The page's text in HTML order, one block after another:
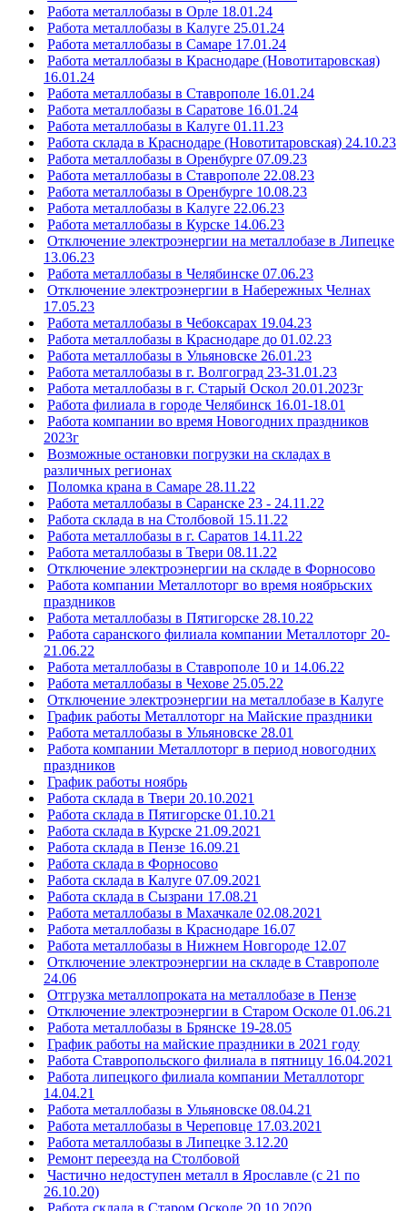
Работа металлобазы в Орле 18.01.24
Работа металлобазы в Калуге 25.01.24
Работа металлобазы в Самаре 17.01.24
Работа металлобазы в Краснодаре (Новотитаровская)
16.01.24
Работа металлобазы в Ставрополе 16.01.24
Работа металлобазы в Саратове 16.01.24
Работа металлобазы в Калуге 01.11.23
Работа склада в Краснодаре (Новотитаровская) 24.10.23
Работа металлобазы в Оренбурге 07.09.23
Работа металлобазы в Ставрополе 22.08.23
Работа металлобазы в Оренбурге 10.08.23
Работа металлобазы в Калуге 22.06.23
Работа металлобазы в Курске 14.06.23
Отключение электроэнергии на металлобазе в Липецке
13.06.23
Работа металлобазы в Челябинске 07.06.23
Отключение электроэнергии в Набережных Челнах
17.05.23
Работа металлобазы в Чебоксарах 19.04.23
Работа металлобазы в Краснодаре до 01.02.23
Работа металлобазы в Ульяновске 26.01.23
Работа металлобазы в г. Волгоград 23-31.01.23
Работа металлобазы в г. Старый Оскол 20.01.2023г
Работа филиала в городе Челябинск 16.01-18.01
Работа компании во время Новогодних праздников
2023г
Возможные остановки погрузки на складах в
различных регионах
Поломка крана в Самаре 28.11.22
Работа металлобазы в Саранске 23 - 24.11.22
Работа склада в на Столбовой 15.11.22
Работа металлобазы в г. Саратов 14.11.22
Работа металлобазы в Твери 08.11.22
Отключение электроэнергии на складе в Форносово
Работа компании Металлоторг во время ноябрьских
праздников
Работа металлобазы в Пятигорске 28.10.22
Работа саранского филиала компании Металлоторг 20-
21.06.22
Работа металлобазы в Ставрополе 10 и 14.06.22
Работа металлобазы в Чехове 25.05.22
Отключение электроэнергии на металлобазе в Калуге
График работы Металлоторг на Майские праздники
Работа металлобазы в Ульяновске 28.01
Работа компании Металлоторг в период новогодних
праздников
График работы ноябрь
Работа склада в Твери 20.10.2021
Работа склада в Пятигорске 01.10.21
Работа склада в Курске 21.09.2021
Работа склада в Пензе 16.09.21
Работа склада в Форносово
Работа склада в Калуге 07.09.2021
Работа склада в Сызрани 17.08.21
Работа металлобазы в Махачкале 02.08.2021
Работа металлобазы в Краснодаре 16.07
Работа металлобазы в Нижнем Новгороде 12.07
Отключение электроэнергии на складе в Ставрополе
24.06
Отгрузка металлопроката на металлобазе в Пензе
Отключение электроэнергии в Старом Осколе 01.06.21
Работа металлобазы в Брянске 19-28.05
График работы на майские праздники в 2021 году
Работа Ставропольского филиала в пятницу 16.04.2021
Работа липецкого филиала компании Металлоторг
14.04.21
Работа металлобазы в Ульяновске 08.04.21
Работа металлобазы в Череповце 17.03.2021
Работа металлобазы в Липецке 3.12.20
Ремонт переезда на Столбовой
Частично недоступен металл в Ярославле (с 21 по
26.10.20)
Работа склада в Старом Осколе 20.10.2020